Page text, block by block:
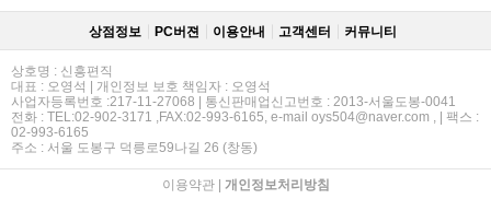
상점정보 PC버젼 이용안내 고객센터 커뮤니티
상호명 : 신흥편직
대표 : 오영석 | 개인정보 보호 책임자 : 오영석
사업자등록번호 :217-11-27068 | 통신판매업신고번호 : 2013-서울도봉-0041
전화 : TEL:02-902-3171 ,FAX:02-993-6165, e-mail oys504@naver.com , | 팩스 :
02-993-6165
주소 : 서울 도봉구 덕릉로59나길 26 (창동)
이용약관| 개인정보처리방침